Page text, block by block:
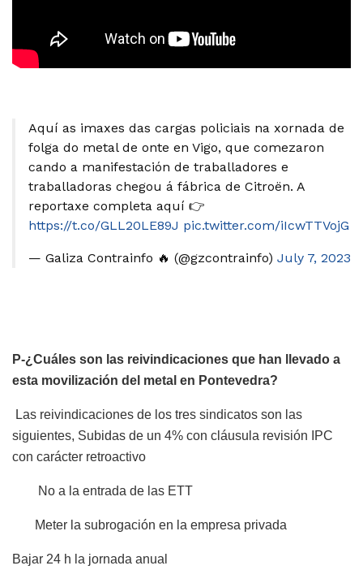
Aquí as imaxes das cargas policiais na xornada de
folga do metal de onte en Vigo, que comezaron
cando a manifestación de traballadores e
traballadoras chegou á fábrica de Citroën. A
reportaxe completa aquí 👉
https://t.co/GLL20LE89J pic.twitter.com/iIcwTTVojG
— Galiza Contrainfo 🔥 (@gzcontrainfo) July 7, 2023
P-¿Cuáles son las reivindicaciones que han llevado a
esta movilización del metal en Pontevedra?
Las reivindicaciones de los tres sindicatos son las
siguientes, Subidas de un 4% con cláusula revisión IPC
con carácter retroactivo
No a la entrada de las ETT
Meter la subrogación en la empresa privada
Bajar 24 h la jornada anual